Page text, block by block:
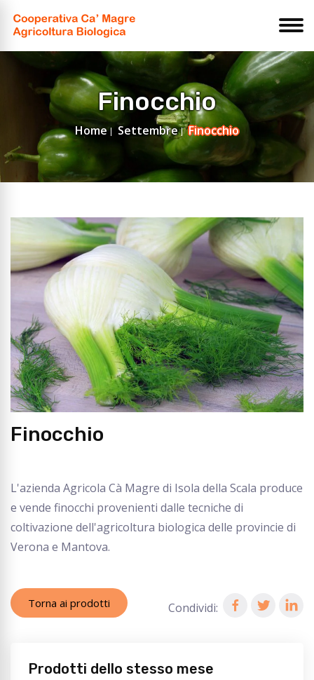
Finocchio
Home Settembre Finocchio
Finocchio
L'azienda Agricola Cà Magre di Isola della Scala produce
e vende finocchi provenienti dalle tecniche di
coltivazione dell'agricoltura biologica delle provincie di
Verona e Mantova.
Torna ai prodotti Condividi:
Prodotti dello stesso mese